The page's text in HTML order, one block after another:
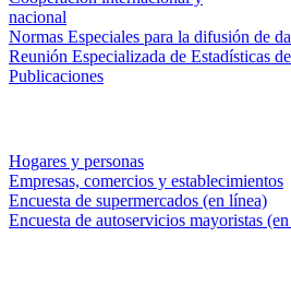
nacional
Normas Especiales para la difusión de
Reunión Especializada de Estadísticas
Publicaciones
Hogares y personas
Empresas, comercios y establecimientos
Encuesta de supermercados (en línea)
Encuesta de autoservicios mayoristas